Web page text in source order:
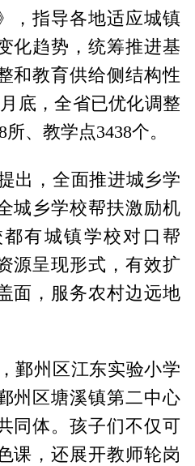
，指导各地适应城镇
化趋势，统筹推进基
和教育供给侧结构性
底，全省已优化调整
、教学点3438个。
出，全面推进城乡学
城乡学校帮扶激励机
有城镇学校对口帮
源呈现形式，有效扩
面，服务农村边远地
鄞州区江东实验小学
州区塘溪镇第二中心
同体。孩子们不仅可
课，还展开教师轮岗